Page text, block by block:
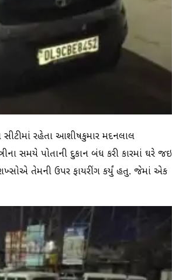
સીટીમાં રહેતા આશીષકુમાર મદનલાલ
સમયે પોતાની દુકાન બંધ કરી કારમાં ઘરે જઇ
શખ્સોએ તેમની ઉપર ફાયરીંગ કર્યું હતુ. જેમાં એક